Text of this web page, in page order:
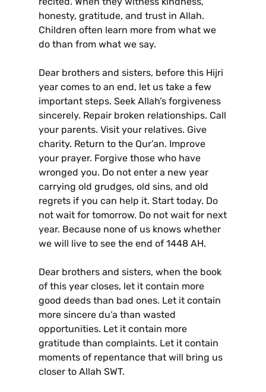
honesty, gratitude, and trust in Allah.
Children often learn more from what we
do than from what we say.
Dear brothers and sisters, before this Hijri
year comes to an end, let us take a few
important steps. Seek Allah’s forgiveness
sincerely. Repair broken relationships. Call
your parents. Visit your relatives. Give
charity. Return to the Qur’an. Improve
your prayer. Forgive those who have
wronged you. Do not enter a new year
carrying old grudges, old sins, and old
regrets if you can help it. Start today. Do
not wait for tomorrow. Do not wait for next
year. Because none of us knows whether
we will live to see the end of 1448 AH.
Dear brothers and sisters, when the book
of this year closes, let it contain more
good deeds than bad ones. Let it contain
more sincere du‘a than wasted
opportunities. Let it contain more
gratitude than complaints. Let it contain
moments of repentance that will bring us
closer to Allah SWT.